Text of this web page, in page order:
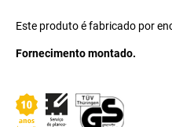
Este produto é fabricado por
Fornecimento montado.